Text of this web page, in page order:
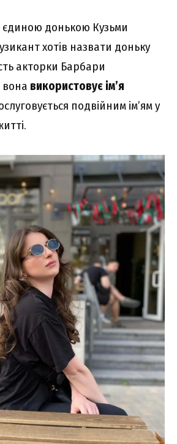
єдиною донькою Кузьми
хотів назвати доньку
акторки Барбари
вона використовує ім’я
подвійним ім’ям у